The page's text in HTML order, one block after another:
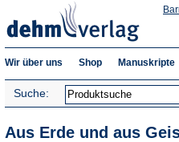
Wir über uns Shop Manuskripte
Suche:
Aus Erde und aus